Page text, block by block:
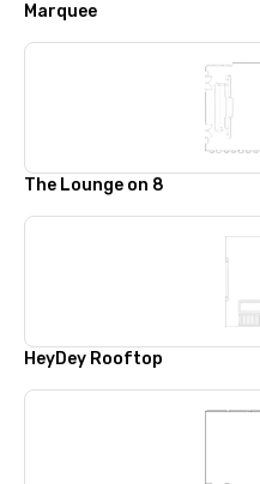
Marquee
The Lounge on 8
HeyDey Rooftop